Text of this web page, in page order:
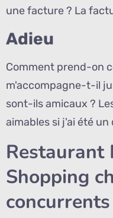
une facture ? La
Adieu
Comment prend-on
m'accompagne-t-il
sont-ils amicaux ?
aimables si j'ai été
Restaurant
Shopping
concurrents